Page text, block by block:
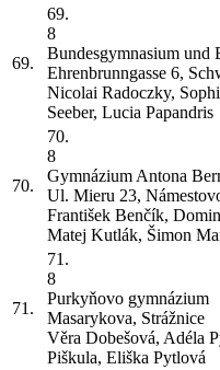
69.
69.
8
Bundesgymnasium und
Ehrenbrunngasse 6,
Nicolai Radoczky,
Seeber, Lucia Papandris
70.
70.
8
Gymnázium Antona
Ul. Mieru 23,
František Benčík,
Matej Kutlák, Šimon
71.
71.
8
Purkyňovo gymnázium
Masarykova, Strážnice
Věra Dobešová, Adéla
Piškula, Eliška Pytlová